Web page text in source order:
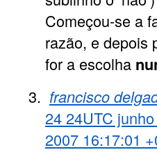
Começou-se a
razão, e depois
for a escolha
francisco
24 24UTC
2007 16:17:01